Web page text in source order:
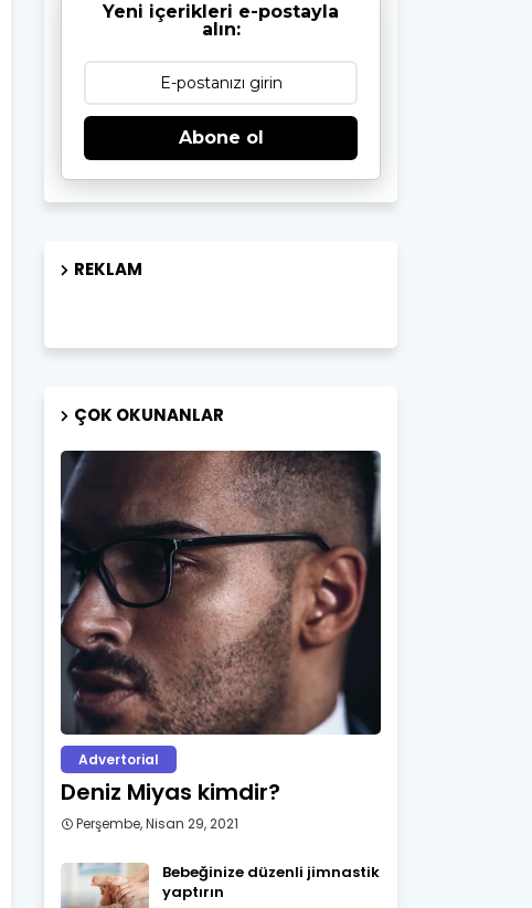
Yeni içerikleri e-postayla
alın:
Abone ol
REKLAM
ÇOK OKUNANLAR
Advertorial
Deniz Miyas kimdir?
Perşembe, Nisan 29, 2021
Bebeğinize düzenli jimnastik
yaptırın